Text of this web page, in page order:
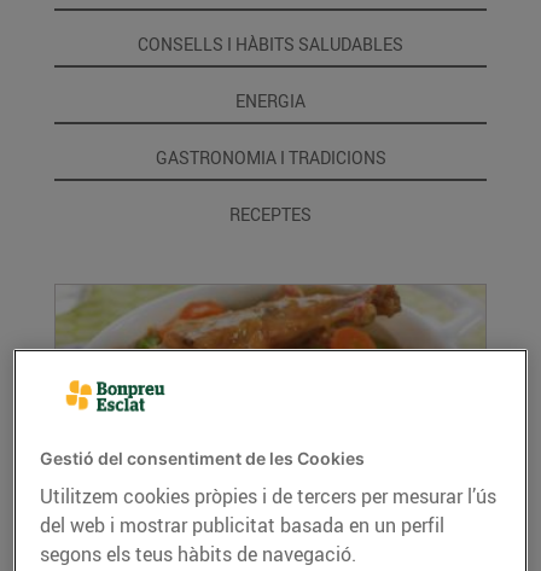
CONSELLS I HÀBITS SALUDABLES
ENERGIA
GASTRONOMIA I TRADICIONS
RECEPTES
Conill amb salsa
15/de setembre/2020
Gestió del consentiment de les Cookies
Utilitzem cookies pròpies i de tercers per mesurar l’ús
del web i mostrar publicitat basada en un perfil
segons els teus hàbits de navegació.